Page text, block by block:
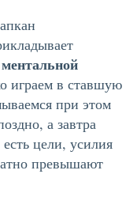
играем в ставшую
при этом
а завтра
цели, усилия
превышают